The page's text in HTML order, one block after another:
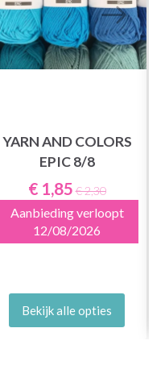
YARN AND COLORS
EPIC 8/8
€ 1,85 € 2,30
Aanbieding verloopt
12/08/2026
Bekijk alle opties